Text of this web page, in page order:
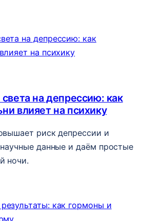
на депрессию: как
влияет на психику
риск депрессии и
данные и даём простые
ночи.